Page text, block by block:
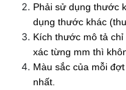
Phải sử dụng thước
dụng thước khác
Kích thước mô tả
xác từng mm thì
Màu sắc của mỗi
nhất.